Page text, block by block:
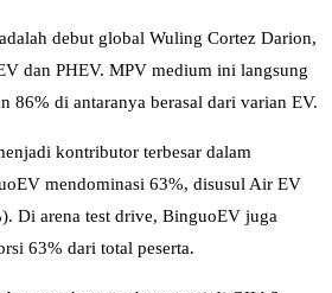
debut global Wuling Cortez Darion,
dan PHEV. MPV medium ini langsung
86% di antaranya berasal dari varian EV.
kontributor terbesar dalam
mendominasi 63%, disusul Air EV
Di arena test drive, BinguoEV juga
63% dari total peserta.